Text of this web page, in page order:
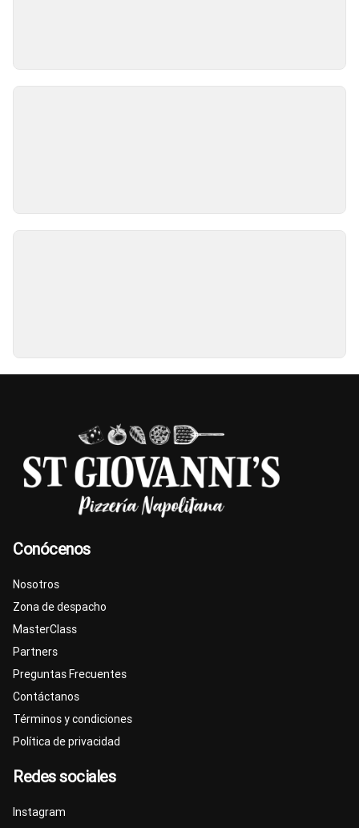
Conócenos
Nosotros
Zona de despacho
MasterClass
Partners
Preguntas Frecuentes
Contáctanos
Términos y condiciones
Política de privacidad
Redes sociales
Instagram